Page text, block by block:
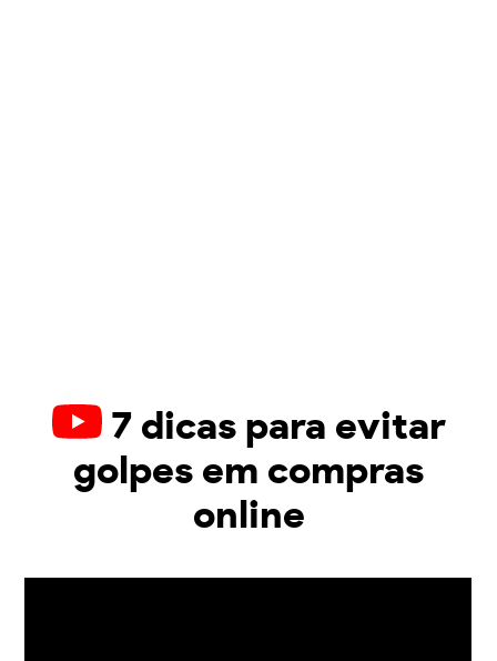
7 dicas para evitar
golpes em compras
online